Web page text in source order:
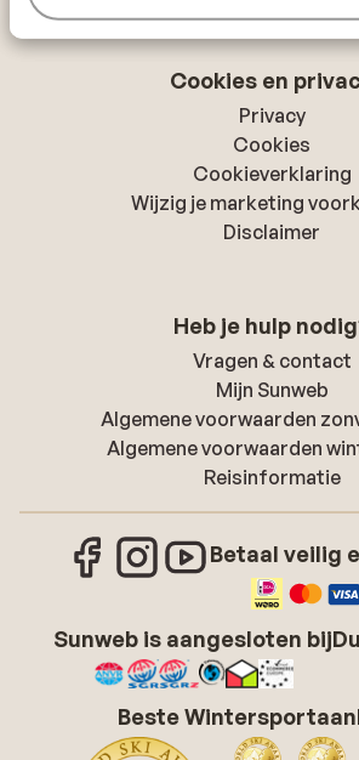
Cookies en
Privacy
Cookies
Cookieverklaring
Wijzig je marketing
Disclaimer
Heb je hulp
Vragen & contact
Mijn Sunweb
Algemene voorwaarden
Algemene voorwaarden
Reisinformatie
Betaal veilig
Sunweb is aangesloten bij
Beste